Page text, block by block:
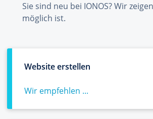
Sie sind neu bei IONOS? Wir
möglich ist.
Website erstellen
Wir empfehlen ...